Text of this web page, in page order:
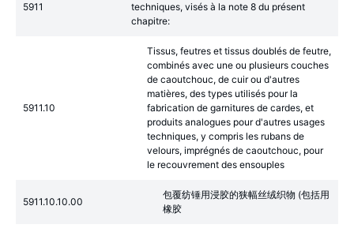
5911
techniques, visés à la note 8 du présent
chapitre:
5911.10
Tissus, feutres et tissus doublés de feutre,
combinés avec une ou plusieurs couches
de caoutchouc, de cuir ou d'autres
matières, des types utilisés pour la
fabrication de garnitures de cardes, et
produits analogues pour d'autres usages
techniques, y compris les rubans de
velours, imprégnés de caoutchouc, pour
le recouvrement des ensouples
5911.10.10.00
包覆纺锤用浸胶的狭幅丝绒织物 (包括用
橡胶